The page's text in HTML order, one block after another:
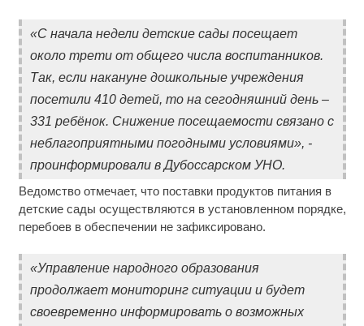
«С начала недели детские сады посещает
около трети от общего числа воспитанников.
Так, если накануне дошкольные учреждения
посетили 410 детей, то на сегодняшний день –
331 ребёнок. Снижение посещаемости связано с
неблагоприятными погодными условиями», -
проинформировали в Дубоссарском УНО.
Ведомство отмечает, что поставки продуктов питания в
детские сады осуществляются в установленном порядке,
перебоев в обеспечении не зафиксировано.
«Управление народного образования
продолжает мониторинг ситуации и будет
своевременно информировать о возможных